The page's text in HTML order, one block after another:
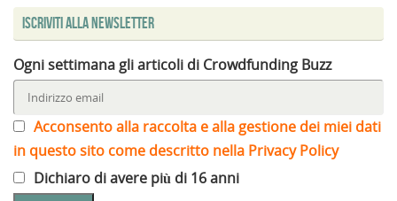
Iscriviti alla Newsletter
Ogni settimana gli articoli di Crowdfunding Buzz
Acconsento alla raccolta e alla gestione dei miei dati
in questo sito come descritto nella Privacy Policy
Dichiaro di avere più di 16 anni